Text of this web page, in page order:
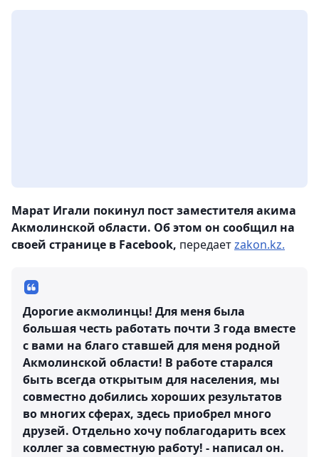
Марат Игали покинул пост заместителя акима
Акмолинской области. Об этом он сообщил на
своей странице в Facebook, передаетzakon.kz.
Дорогие акмолинцы! Для меня была
большая честь работать почти 3 года вместе
с вами на благо ставшей для меня родной
Акмолинской области! В работе старался
быть всегда открытым для населения, мы
совместно добились хороших результатов
во многих сферах, здесь приобрел много
друзей. Отдельно хочу поблагодарить всех
коллег за совместную работу! - написал он.